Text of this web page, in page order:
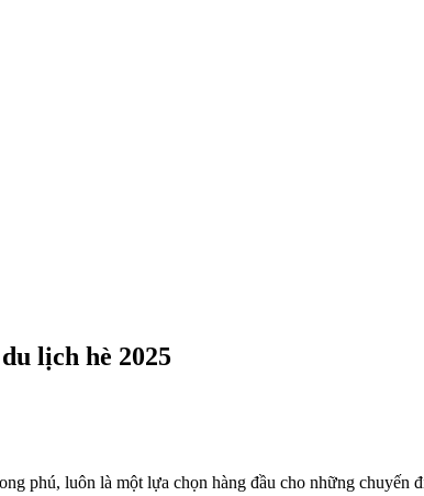
lịch hè 2025
phú, luôn là một lựa chọn hàng đầu cho những chuyến